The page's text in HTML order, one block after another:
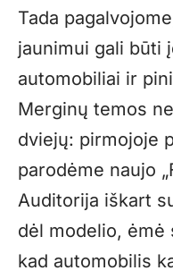
Tada
jaunimui gali būti
automobiliai ir
Merginų temos
dviejų: pirmojoje
parodėme naujo
Auditorija iškart
dėl modelio, ėmė
kad automobilis